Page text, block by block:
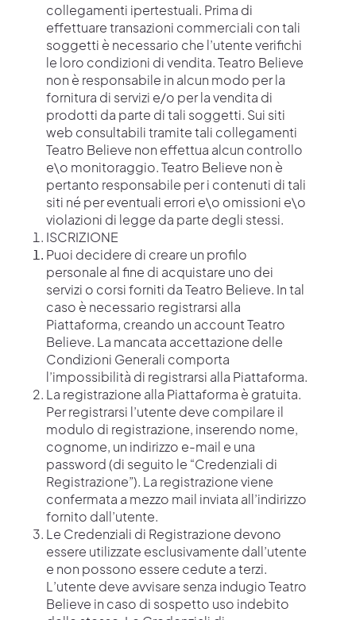
collegamenti ipertestuali. Prima di
effettuare transazioni commerciali con tali
soggetti è necessario che l’utente verifichi
le loro condizioni di vendita. Teatro Believe
non è responsabile in alcun modo per la
fornitura di servizi e/o per la vendita di
prodotti da parte di tali soggetti. Sui siti
web consultabili tramite tali collegamenti
Teatro Believe non effettua alcun controllo
e\o monitoraggio. Teatro Believe non è
pertanto responsabile per i contenuti di tali
siti né per eventuali errori e\o omissioni e\o
violazioni di legge da parte degli stessi.
ISCRIZIONE
Puoi decidere di creare un profilo
personale al fine di acquistare uno dei
servizi o corsi forniti da Teatro Believe. In tal
caso è necessario registrarsi alla
Piattaforma, creando un account Teatro
Believe. La mancata accettazione delle
Condizioni Generali comporta
l’impossibilità di registrarsi alla Piattaforma.
La registrazione alla Piattaforma è gratuita.
Per registrarsi l’utente deve compilare il
modulo di registrazione, inserendo nome,
cognome, un indirizzo e-mail e una
password (di seguito le “Credenziali di
Registrazione”). La registrazione viene
confermata a mezzo mail inviata all’indirizzo
fornito dall’utente.
Le Credenziali di Registrazione devono
essere utilizzate esclusivamente dall’utente
e non possono essere cedute a terzi.
L’utente deve avvisare senza indugio Teatro
Believe in caso di sospetto uso indebito